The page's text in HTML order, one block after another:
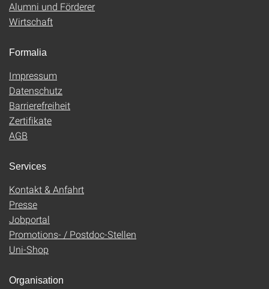
Alumni und Förderer
Wirtschaft
Formalia
Impressum
Datenschutz
Barrierefreiheit
Zertifikate
AGB
Services
Kontakt & Anfahrt
Presse
Jobportal
Promotions- / Postdoc-Stellen
Uni-Shop
Organisation